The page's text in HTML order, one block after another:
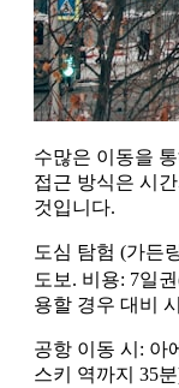
수많은 이동을
접근 방식은 시
것입니다.
도심 탐험 (가든
도보. 비용: 7일
용할 경우 대비
공항 이동 시: 아
스키 역까지 35